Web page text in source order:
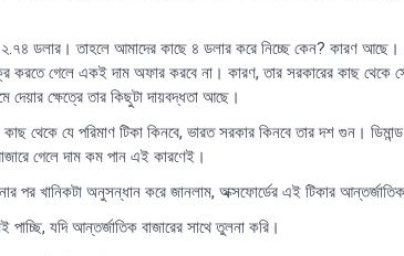
ডলার। তাহলে আমাদের কাছে ৪ ডলার করে নিচ্ছে কেন? কারণ আছে।
করতে গেলে একই দাম অফার করবে না। কারণ, তার সরকারের কাছ থেকে
ক্ষেত্রে তার কিছুটা দায়বদ্ধতা আছে।
কাছ থেকে যে পরিমাণ টিকা কিনবে, ভারত সরকার কিনবে তার দশ গুন।
গেলে দাম কম পান এই কারণেই।
পর খানিকটা অনুসন্ধান করে জানলাম, অক্সফোর্ডের এই টিকার
পাচ্ছি, যদি আন্তর্জাতিক বাজারের সাথে তুলনা করি।